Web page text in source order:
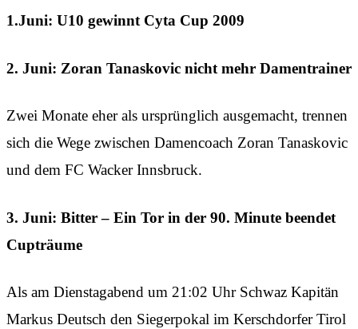
1.Juni: U10 gewinnt Cyta Cup 2009
2. Juni: Zoran Tanaskovic nicht mehr Damentrainer
Zwei Monate eher als ursprünglich ausgemacht, trennen
sich die Wege zwischen Damencoach Zoran Tanaskovic
und dem FC Wacker Innsbruck.
3. Juni: Bitter – Ein Tor in der 90. Minute beendet
Cupträume
Als am Dienstagabend um 21:02 Uhr Schwaz Kapitän
Markus Deutsch den Siegerpokal im Kerschdorfer Tirol